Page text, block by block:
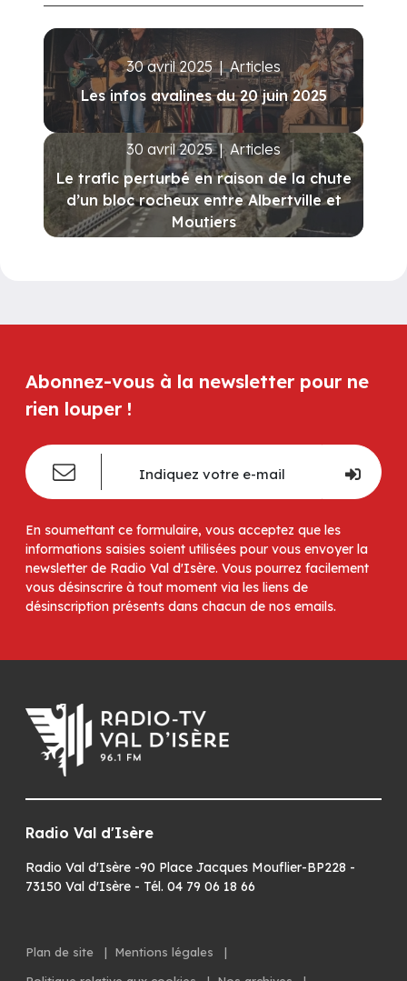
30 avril 2025 | Articles
Les infos avalines du 20 juin 2025
30 avril 2025 | Articles
Le trafic perturbé en raison de la chute
d’un bloc rocheux entre Albertville et
Moutiers
Abonnez-vous à la newsletter pour ne
rien louper !
En soumettant ce formulaire, vous acceptez que les
informations saisies soient utilisées pour vous envoyer la
newsletter de Radio Val d'Isère. Vous pourrez facilement
vous désinscrire à tout moment via les liens de
désinscription présents dans chacun de nos emails.
Radio Val d'Isère
Radio Val d'Isère -90 Place Jacques Mouflier-BP228 -
73150 Val d'Isère - Tél. 04 79 06 18 66
Plan de site | Mentions légales
|